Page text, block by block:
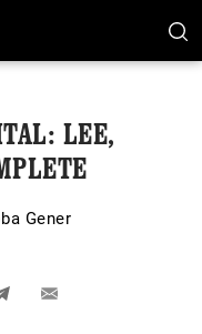
LEE,
Gener